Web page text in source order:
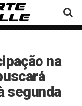
na
segunda